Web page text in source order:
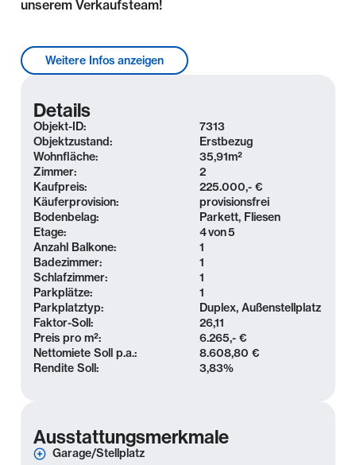
unserem Verkaufsteam!
Lage & Umgebung
Wohnlage im Leipziger Stadtteil Eutritzsch, nördlich
des Stadtzentrums. Dieser Stadtteil bietet eine
ideale Kombination aus urbanem Leben und
Erholungsmöglichkeiten im Grünen.
Einkaufsmöglichkeiten, Restaurants, Ärzte und
Schulen befinden sich in unmittelbarer Nähe. Auch
für die Freizeitgestaltung bieten sich vielfältige
Möglichkeiten: Radtouren durch das Rosental,
Ausflüge in den Arthur-Bretschneider-Park, den
Leipziger Zoo, zum Gohliser Schlösschen oder zum
Schillerhaus sind nur einige der zahlreichen
Möglichkeiten. Großzügige und attraktive Villen,
stilvolle Bürgerhäuser und herrschaftliche
Mehrfamilienhäuser prägen die Architektur der
hervorragend: Straßenbahn- und Bushaltestellen
sind fußläufig erreichbar, und der Leipziger
Weitere Infos anzeigen
Details
Objekt-ID:
7313
Objektzustand:
Erstbezug
Wohnfläche:
35,91m²
Zimmer:
2
Kaufpreis:
225.000,- €
Käuferprovision:
provisionsfrei
Bodenbelag:
Parkett, Fliesen
Etage:
4von5
Anzahl Balkone:
1
Badezimmer:
1
Schlafzimmer:
1
Parkplätze:
1
Parkplatztyp:
Duplex, Außenstellplatz
Faktor-Soll:
26,11
Preis pro m²:
6.265,- €
Nettomiete Soll p.a.:
8.608,80 €
Rendite Soll:
3,83%
Ausstattungsmerkmale
Garage/Stellplatz